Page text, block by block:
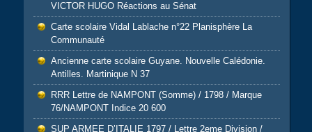
VICTOR HUGO Réactions au Sénat
Carte scolaire Vidal Lablache n°22 Planisphère La
Communauté
Ancienne carte scolaire Guyane. Nouvelle Calédonie.
Antilles. Martinique N 37
RRR Lettre de NAMPONT (Somme) / 1798 / Marque
76/NAMPONT Indice 20 600
SUP ARMEE D’ITALIE 1797 / Lettre 2eme Division /